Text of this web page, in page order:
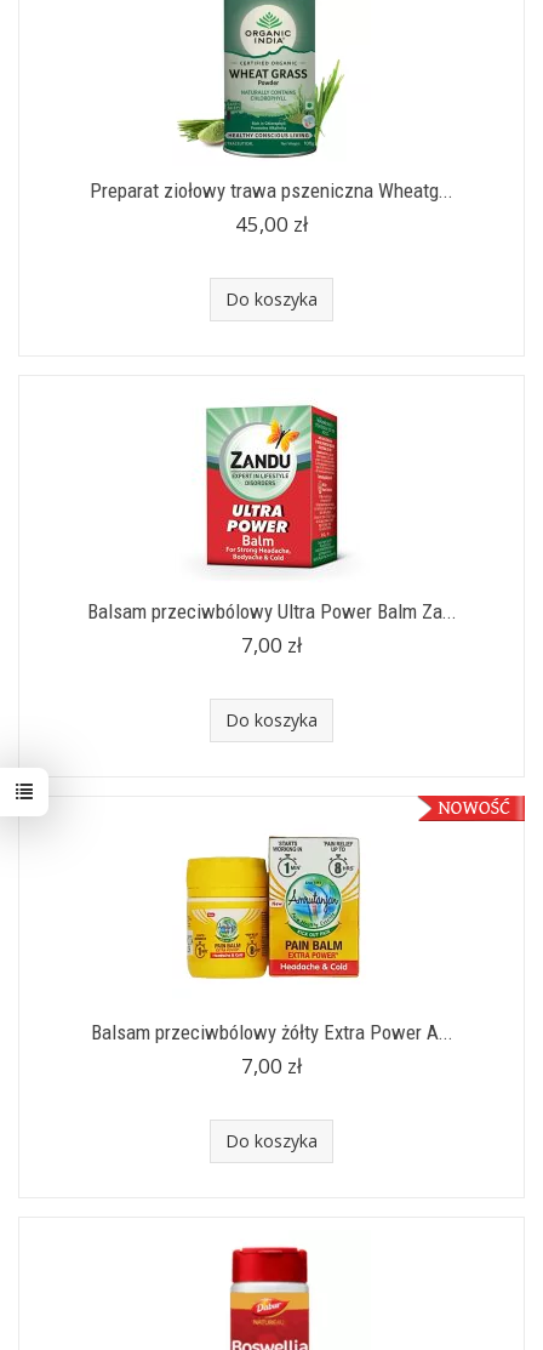
Preparat ziołowy trawa pszeniczna Wheatg...
45,00 zł
Do koszyka
Balsam przeciwbólowy Ultra Power Balm Za...
7,00 zł
Do koszyka
Balsam przeciwbólowy żółty Extra Power A...
7,00 zł
Do koszyka